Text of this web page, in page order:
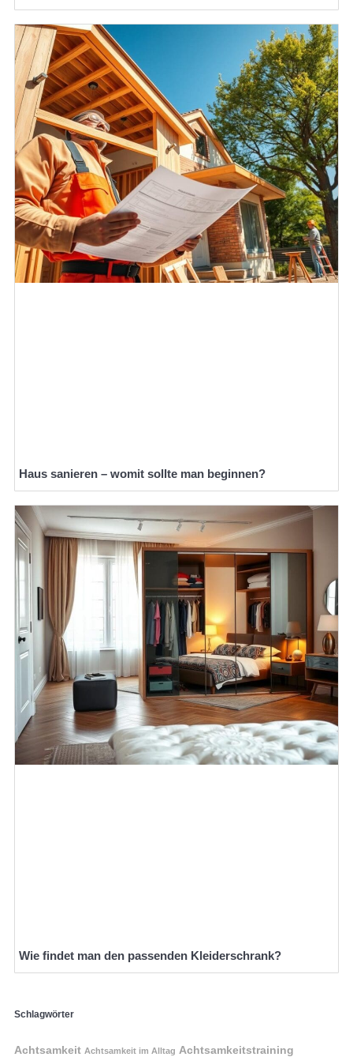
Haus sanieren – womit sollte man beginnen?
Wie findet man den passenden Kleiderschrank?
Schlagwörter
Achtsamkeit Achtsamkeit im Alltag Achtsamkeitstraining